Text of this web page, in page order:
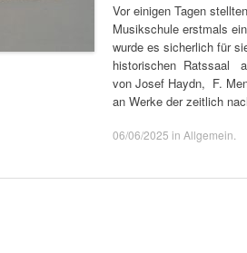
Vor einigen Tagen
Musikschule erstmals
wurde es sicherlich für
historischen Ratssaal
von Josef Haydn, F.
an Werke der zeitlich
06/06/2025 in Allgemein